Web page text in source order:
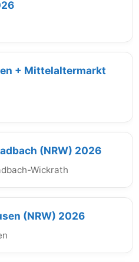
+ Mittelaltermarkt
(NRW) 2026
Wickrath
(NRW) 2026